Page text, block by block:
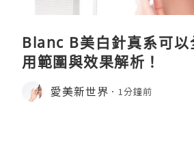
Blanc B美白針真系可
用範圍與效果解析！
愛美新世界 1分鐘前